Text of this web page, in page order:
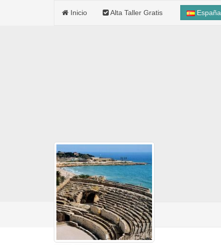
Inicio Alta Taller Gratis España